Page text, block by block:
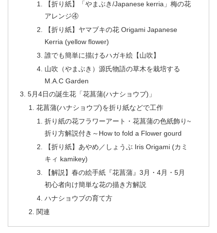
【折り紙】「やまぶき/Japanese kerria」梅の花
アレンジ④
【折り紙】ヤマブキの花 Origami Japanese
Kerria (yellow flower)
誰でも簡単に描けるハガキ絵【山吹】
山吹（やまぶき）源氏物語の草木を栽培する
M.A.C Garden
5月4日の誕生花「花菖蒲(ハナショウブ)」
花菖蒲(ハナショウブ)を折り紙などで工作
折り紙の花フラワーアート・花菖蒲の色紙飾り~
折り方解説付き～How to fold a Flower gourd
【折り紙】あやめ／しょうぶ Iris Origami (カミ
キィ kamikey)
【解説】春の絵手紙『花菖蒲』3月・4月・5月
初心者向け簡単な花の描き方解説
ハナショウブの育て方
関連